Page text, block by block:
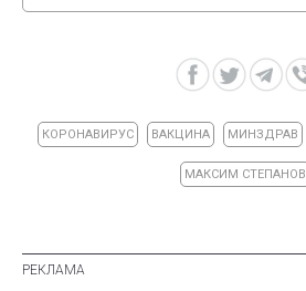
КОРОНАВИРУС ВАКЦИНА МИНЗДРАВ
МАКСИМ СТЕПАНОВ